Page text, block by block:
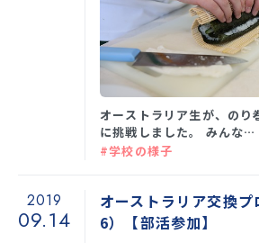
オーストラリア生が、のり
に挑戦しました。 みんな…
#学校の様子
2019
09.14
オーストラリア交換
6）【部活参加】